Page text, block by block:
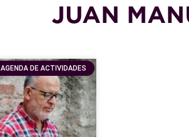
JUAN
AGENDA DE ACTIVIDADES